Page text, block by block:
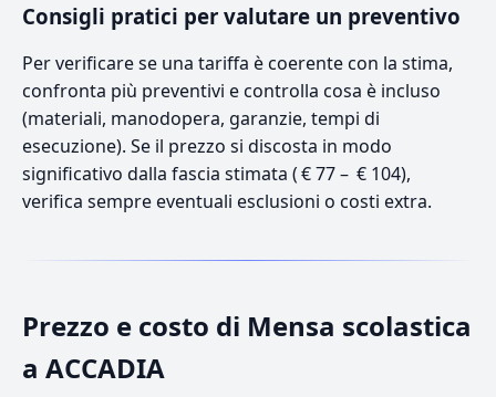
Consigli pratici per valutare un preventivo
Per verificare se una tariffa è coerente con la stima,
confronta più preventivi e controlla cosa è incluso
(materiali, manodopera, garanzie, tempi di
esecuzione). Se il prezzo si discosta in modo
significativo dalla fascia stimata ( € 77 – € 104),
verifica sempre eventuali esclusioni o costi extra.
Prezzo e costo di Mensa scolastica
a ACCADIA